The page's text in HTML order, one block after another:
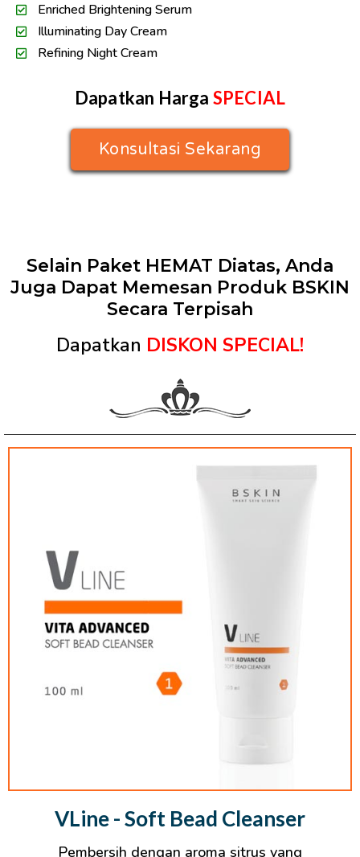
Enriched Brightening Serum
Illuminating Day Cream
Refining Night Cream
Dapatkan Harga SPECIAL
Konsultasi Sekarang
Selain Paket HEMAT Diatas, Anda
Juga Dapat Memesan Produk BSKIN
Secara Terpisah
Dapatkan DISKON SPECIAL!
VLine - Soft Bead Cleanser
Pembersih dengan aroma sitrus yang